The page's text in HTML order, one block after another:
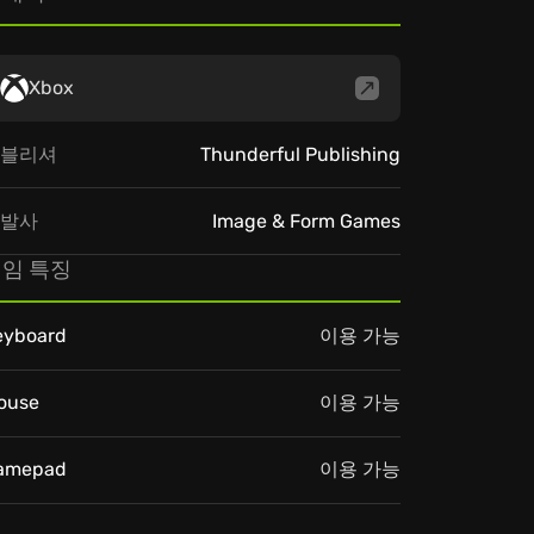
Xbox
리셔 Thunderful Publishing
사 Image & Form Games
특징
이용 가능
이용 가능
이용 가능